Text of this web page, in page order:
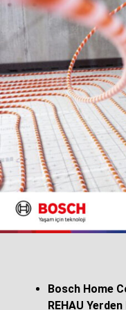
Altı Haftalık Eğitimle
Program kapsamında
teknik kaynak
almaya hak
Bosch Home
REHAU